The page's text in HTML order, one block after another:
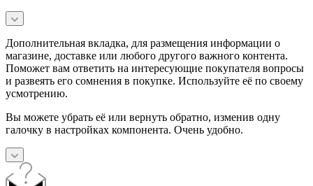
Дополнительная вкладка, для размещения информации о
магазине, доставке или любого другого важного контента.
Поможет вам ответить на интересующие покупателя вопросы
и развеять его сомнения в покупке. Используйте её по своему
усмотрению.
Вы можете убрать её или вернуть обратно, изменив одну
галочку в настройках компонента. Очень удобно.